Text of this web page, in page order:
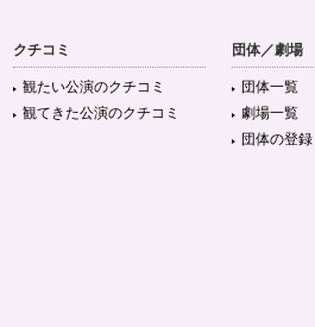
クチコミ
観たい公演のクチコミ
観てきた公演のクチコミ
団体／劇場
団体一覧
劇場一覧
団体の登録